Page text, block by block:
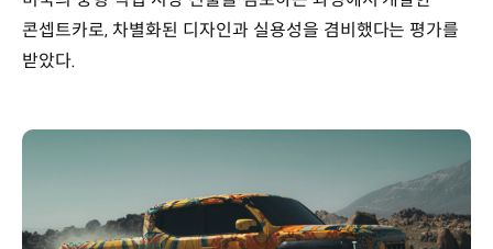
콘셉트카로, 차별화된 디자인과 실용성을 겸비했다는 평가를
받았다.